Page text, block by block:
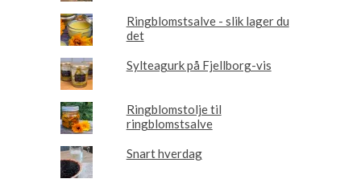
Ringblomstsalve - slik lager du
det
Sylteagurk på Fjellborg-vis
Ringblomstolje til
ringblomstsalve
Snart hverdag